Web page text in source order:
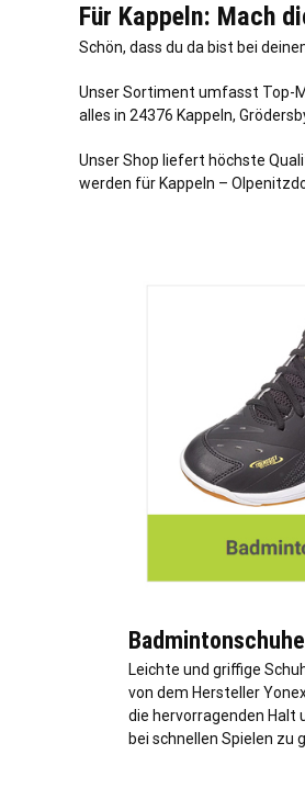
Für Kappeln: Mach
Schön, dass du da bist bei
Unser Sortiment umfasst Top-
alles in 24376 Kappeln,
Unser Shop liefert höchste
werden für Kappeln –
Badmintonschuhe
Leichte und griffige
von dem Hersteller
die hervorragenden Halt
bei schnellen Spielen zu